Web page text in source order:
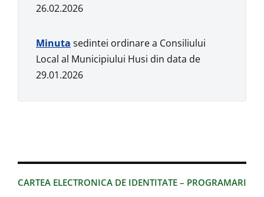
CARTEA ELECTRONICA DE IDENTITATE – PROGRAMARI
26.02.2026
Minuta sedintei ordinare a Consiliului
Local al Municipiului Husi din data de
29.01.2026